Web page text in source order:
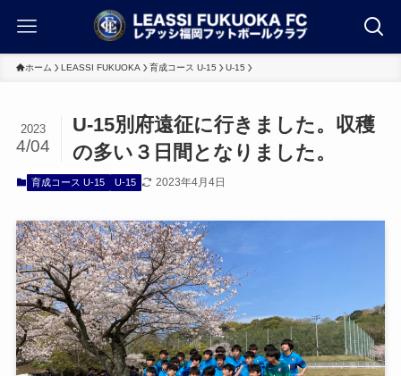
ホーム LEASSI FUKUOKA 育成コース U-15 U-15
U-15別府遠征に行きました。収穫
の多い３日間となりました。
2023
4/04
育成コース U-15 U-15 2023年4月4日